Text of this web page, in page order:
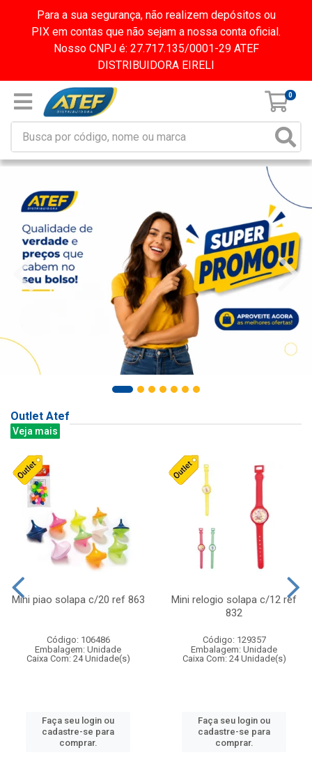
Para a sua segurança, não realizem depósitos ou
PIX em contas que não sejam a nossa conta oficial.
Nosso CNPJ é: 27.717.135/0001-29 ATEF
DISTRIBUIDORA EIRELI
0
Outlet Atef
Veja mais
Mini piao solapa c/20 ref 863
Código: 106486
Embalagem: Unidade
Caixa Com: 24 Unidade(s)
Faça seu login ou
cadastre-se para
comprar.
Mini relogio solapa c/12 ref
832
Código: 129357
Embalagem: Unidade
Caixa Com: 24 Unidade(s)
Faça seu login ou
cadastre-se para
comprar.